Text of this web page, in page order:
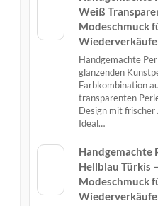
Weiß
Modeschmuck
Handgemachte
glänzenden
Farbkombination
transparenten
Design mit
Ideal…
Handgemachte
Hellblau Türkis
Modeschmuck